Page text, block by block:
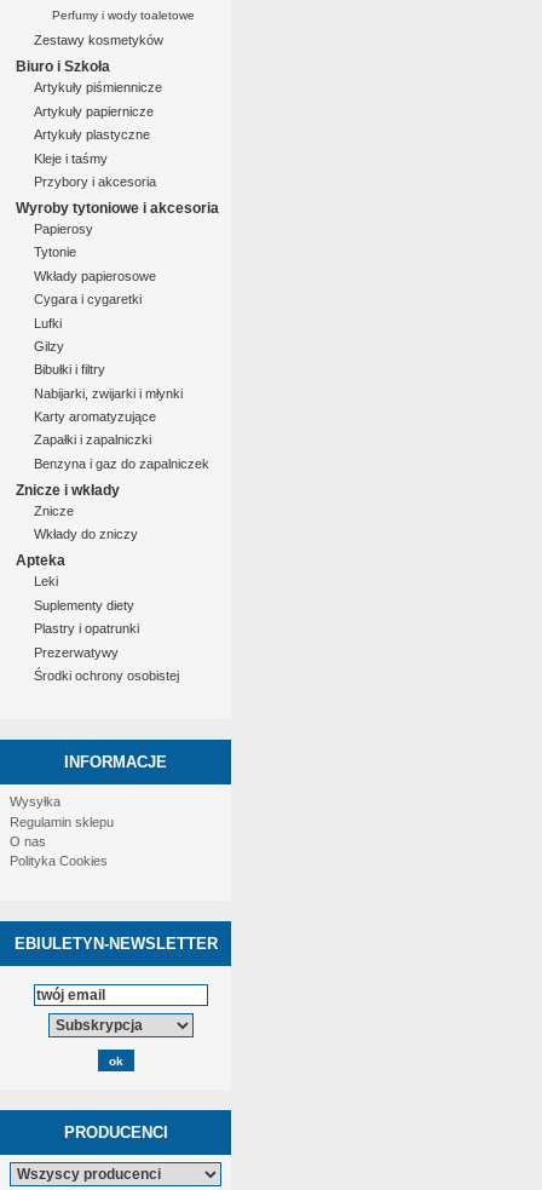
Perfumy i wody toaletowe
Zestawy kosmetyków
Biuro i Szkoła
Artykuły piśmiennicze
Artykuły papiernicze
Artykuły plastyczne
Kleje i taśmy
Przybory i akcesoria
Wyroby tytoniowe i akcesoria
Papierosy
Tytonie
Wkłady papierosowe
Cygara i cygaretki
Lufki
Gilzy
Bibułki i filtry
Nabijarki, zwijarki i młynki
Karty aromatyzujące
Zapałki i zapalniczki
Benzyna i gaz do zapalniczek
Znicze i wkłady
Znicze
Wkłady do zniczy
Apteka
Leki
Suplementy diety
Plastry i opatrunki
Prezerwatywy
Środki ochrony osobistej
INFORMACJE
Wysyłka
Regulamin sklepu
O nas
Polityka Cookies
EBIULETYN-NEWSLETTER
PRODUCENCI